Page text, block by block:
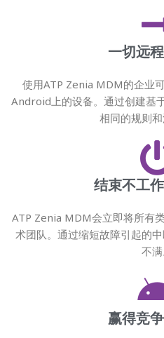
一切远
使用ATP Zenia MDM的企业
Android上的设备。通过创建基
相同的规则和
结束不工
ATP Zenia MDM会立即将所有
术团队。通过缩短故障引起的
不满
赢得竞